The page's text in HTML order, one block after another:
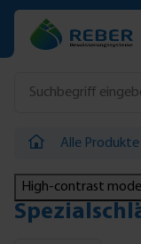
Zum Hauptinhalt
Alle Produkte
High-contrast mode